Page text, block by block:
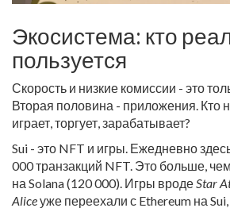
Экосистема: кто
пользуется
Скорость и низкие комиссии - это
Вторая половина - приложения. Кто
играет, торгует, зарабатывает?
Sui - это NFT и игры. Ежедневно
000 транзакций NFT. Это больше,
на Solana (120 000). Игры вроде Star
Aliceуже переехали с Ethereum на